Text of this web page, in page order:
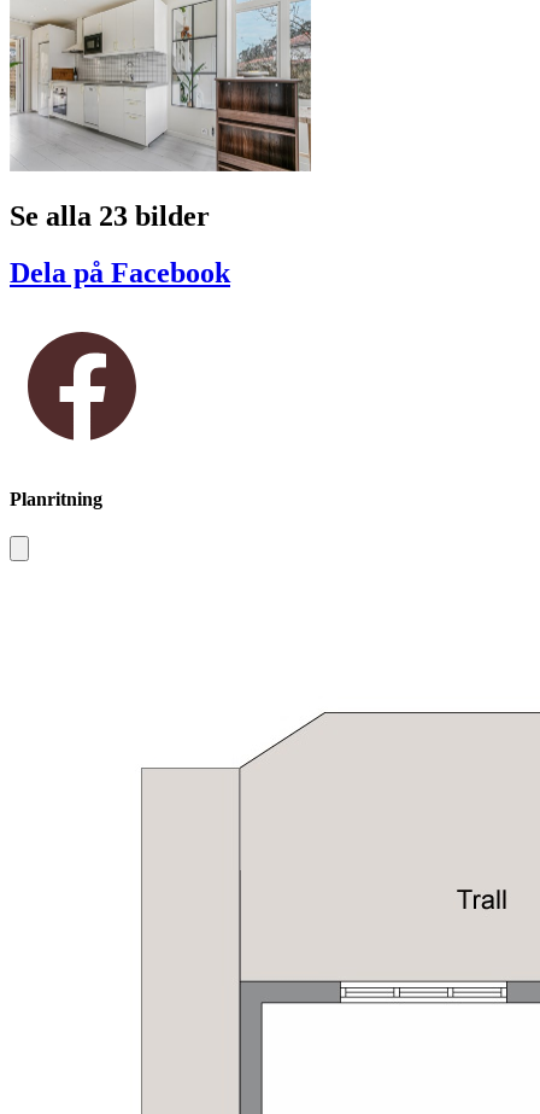
Se alla 23 bilder
Dela på Facebook
Planritning